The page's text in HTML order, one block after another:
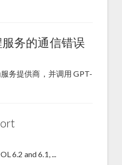
务的通信错误
务提供商，并调用 GPT-
6.2 and 6.1, ...